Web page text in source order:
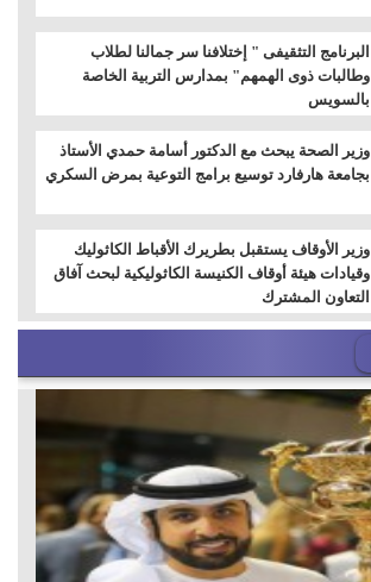
البرنامج التثقيفى " إختلافنا سر جمالنا لطلاب
وطالبات ذوى الهمهم" بمدارس التربية الخاصة
بالسويس
وزير الصحة يبحث مع الدكتور أسامة حمدي الأستاذ
بجامعة هارفارد توسيع برامج التوعية بمرض السكري
وزير الأوقاف يستقبل بطريرك الأقباط الكاثوليك
وقيادات هيئة أوقاف الكنيسة الكاثوليكية لبحث آفاق
التعاون المشترك